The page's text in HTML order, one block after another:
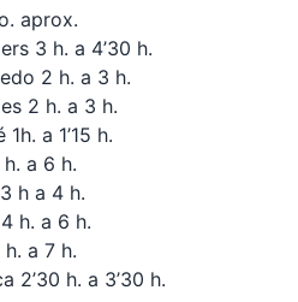
aprox.
3 h. a 4’30 h.
2 h. a 3 h.
2 h. a 3 h.
a 1’15 h.
a 6 h.
h a 4 h.
h. a 6 h.
a 7 h.
2’30 h. a 3’30 h.